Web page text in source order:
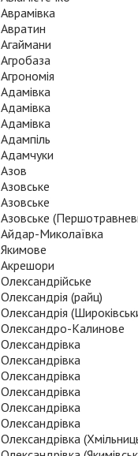
Аврамівка
Авратин
Агаймани
Агробаза
Агрономія
Адамівка
Адамівка
Адамівка
Адампіль
Адамчуки
Азов
Азовське
Азовське
Азовське
Айдар-Миколаївка
Якимове
Акрешори
Олександрійське
Олександрія (райц)
Олександрія
Олександро-Калинове
Олександрівка
Олександрівка
Олександрівка
Олександрівка
Олександрівка
Олександрівка
Олександрівка